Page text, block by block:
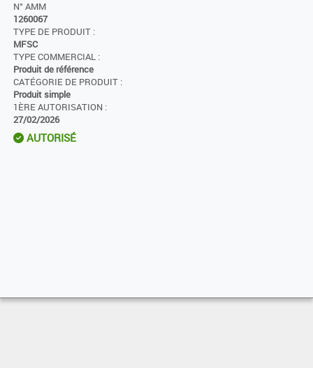
N° AMM
1260067
TYPE DE PRODUIT :
MFSC
TYPE COMMERCIAL :
Produit de référence
CATÉGORIE DE PRODUIT :
Produit simple
1ÈRE AUTORISATION :
27/02/2026
AUTORISÉ